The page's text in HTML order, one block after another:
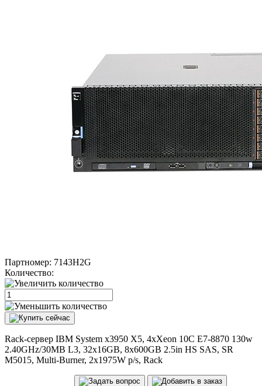
Партномер: 7143H2G
Количество:
Rack-сервер IBM System x3950 X5, 4xXeon 10C E7-8870 130w
2.40GHz/30MB L3, 32x16GB, 8x600GB 2.5in HS SAS, SR
M5015, Multi-Burner, 2x1975W p/s, Rack